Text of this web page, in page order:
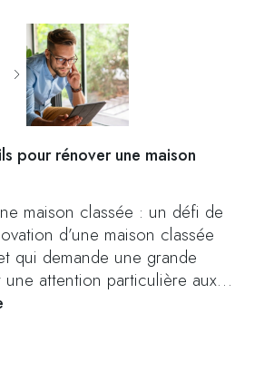
pour rénover une maison
maison classée : un défi de
d’une maison classée
qui demande une grande
une attention particulière aux…